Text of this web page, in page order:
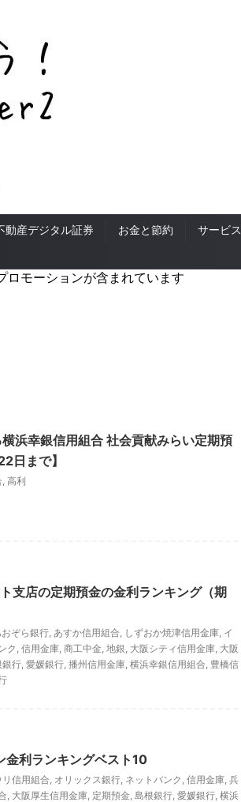
動産デジタル証券 お金と節約 サービス
ロモーションが含まれています
浜幸銀信用組合 社会貢献みらい定期預
日まで】
, 高利
支店の定期預金の金利ランキング（期
ぞら銀行, あすか信用組合, しずおか焼津信用金庫, イ
ク , 信用金庫, 商工中金, 地銀, 大阪シティ信用金庫, 大阪
銀行, 愛媛銀行, 播州信用金庫, 横浜幸銀信用組合, 豊橋信
利ランキングベスト10
リ信用組合, オリックス銀行, ネットバンク , 信用金庫, 兵
, 大阪厚生信用金庫, 定期預金, 島根銀行, 愛媛銀行, 横浜